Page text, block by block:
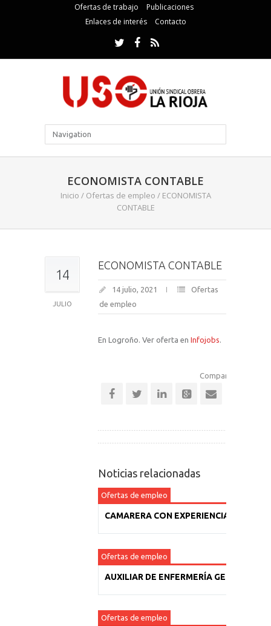
Ofertas de trabajo
Publicaciones
Enlaces de interés
Contacto
ECONOMISTA CONTABLE
Inicio / Ofertas de empleo / ECONOMISTA
CONTABLE
14
JULIO
ECONOMISTA CONTABLE
14 julio, 2021
Ofertas
de empleo
En Logroño. Ver oferta en Infojobs.
Comparte esta
Noticias relacionadas
Ofertas de empleo
CAMARERA CON EXPERIENCIA
Ofertas de empleo
AUXILIAR DE ENFERMERÍA GERIÁTRICA
Ofertas de empleo